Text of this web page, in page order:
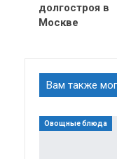
долгостроя в
Москве
Вам также
Овощные блюда